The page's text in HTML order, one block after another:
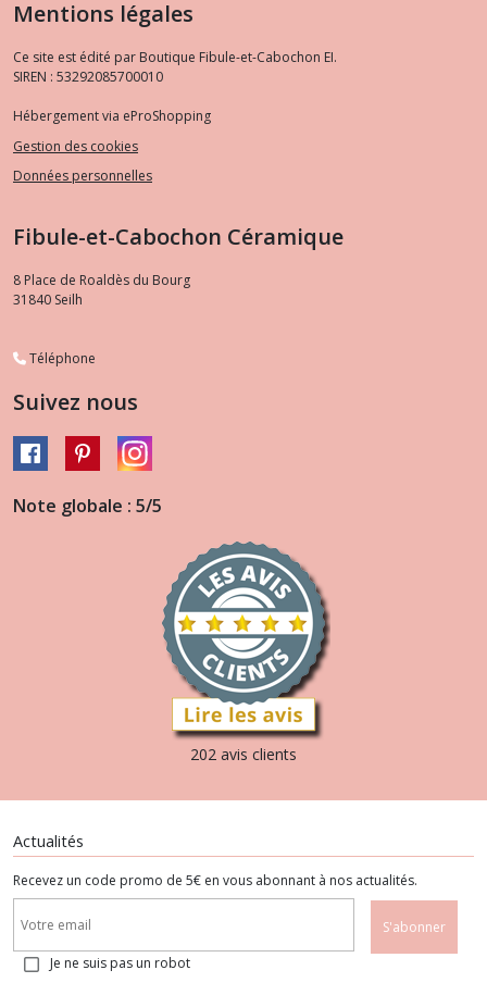
Mentions légales
Ce site est édité par Boutique Fibule-et-Cabochon EI.
SIREN : 53292085700010
Hébergement via eProShopping
Gestion des cookies
Données personnelles
Fibule-et-Cabochon Céramique
8 Place de Roaldès du Bourg
31840 Seilh
Téléphone
Suivez nous
Note globale : 5/5
202 avis clients
Actualités
Recevez un code promo de 5€ en vous abonnant à nos actualités.
S'abonner
Je ne suis pas un robot